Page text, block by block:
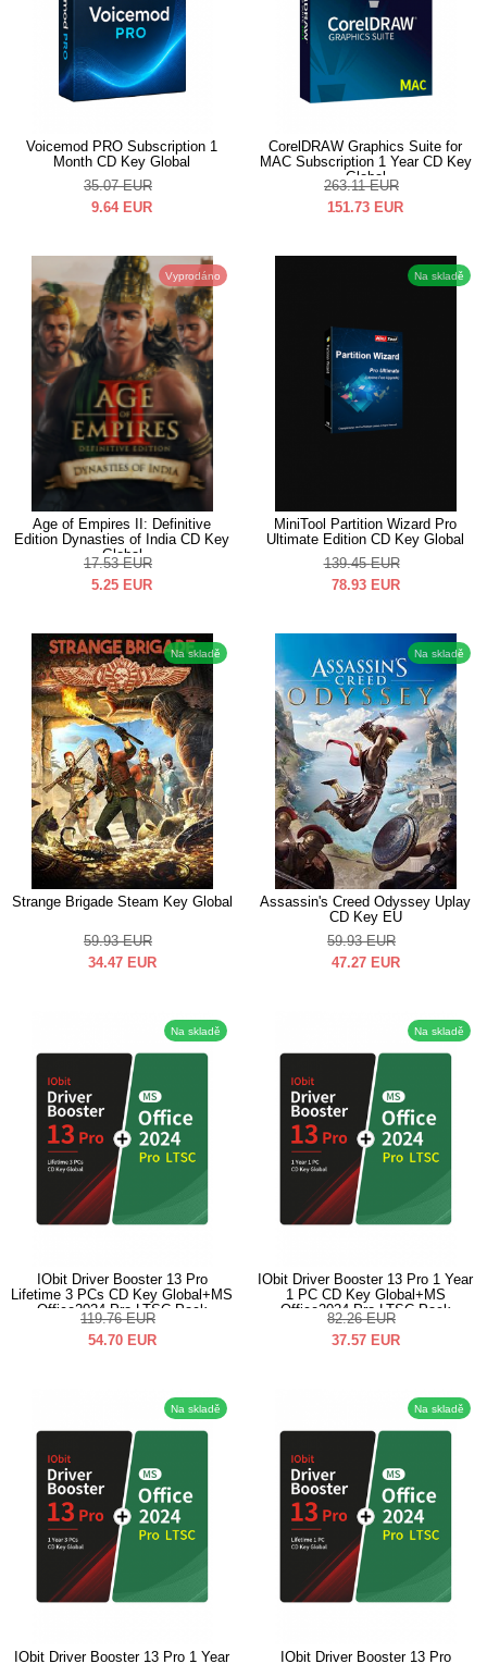
Voicemod PRO Subscription 1
Month CD Key Global
35.07 EUR
9.64 EUR
CorelDRAW Graphics Suite for
MAC Subscription 1 Year CD Key
Global
263.11 EUR
151.73 EUR
Vyprodáno
Age of Empires II: Definitive
Edition Dynasties of India CD Key
Global
17.53 EUR
5.25 EUR
Na skladě
MiniTool Partition Wizard Pro
Ultimate Edition CD Key Global
139.45 EUR
78.93 EUR
Na skladě
Strange Brigade Steam Key Global
59.93 EUR
34.47 EUR
Na skladě
Assassin's Creed Odyssey Uplay
CD Key EU
59.93 EUR
47.27 EUR
Na skladě
IObit Driver Booster 13 Pro
Lifetime 3 PCs CD Key Global+MS
Office2024 Pro LTSC Pack
119.76 EUR
54.70 EUR
Na skladě
IObit Driver Booster 13 Pro 1 Year
1 PC CD Key Global+MS
Office2024 Pro LTSC Pack
82.26 EUR
37.57 EUR
Na skladě
IObit Driver Booster 13 Pro 1 Year
Na skladě
IObit Driver Booster 13 Pro